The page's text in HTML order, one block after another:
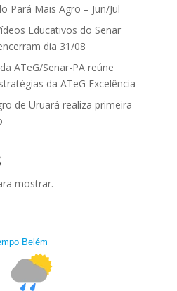
Pará Mais Agro – Jun/Jul
Educativos do Senar
dia 31/08
ATeG/Senar-PA reúne
da ATeG Excelência
de Uruará realiza primeira
mostrar.